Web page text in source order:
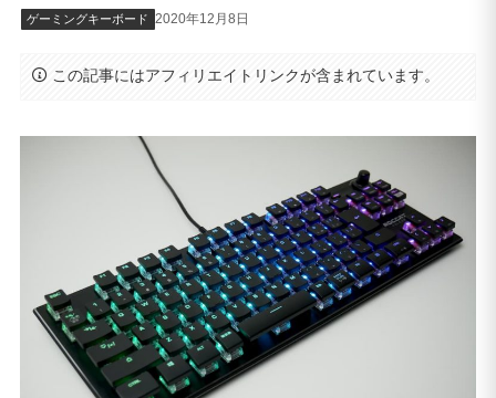
ゲーミングキーボード 2020年12月8日
この記事にはアフィリエイトリンクが含まれています。